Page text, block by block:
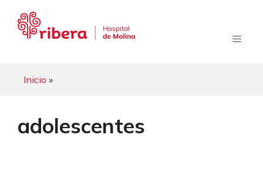
contenido
Menú
Inicio »
adolescentes